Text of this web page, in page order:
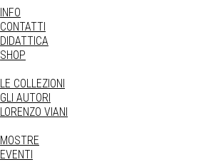
INFO
CONTATTI
DIDATTICA
SHOP
LE COLLEZIONI
GLI AUTORI
LORENZO VIANI
MOSTRE
EVENTI